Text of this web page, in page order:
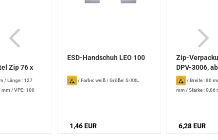
Zip 76 x
/Länge : 127
mm /VPE: 100
ESD-Handschuh LEO 100
/Farbe: weiß/Größe: S-XXL
1,46 EUR
Zip-
DPV-3006,
/Breite : 80
mm /Stärke : 0,06
6,28 EUR